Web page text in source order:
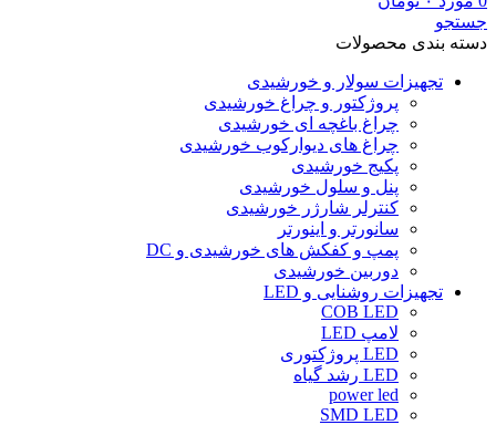
جستجو
دسته بندی محصولات
تجهیزات سولار و خورشیدی
پروژکتور و چراغ خورشیدی
چراغ باغچه ای خورشیدی
چراغ های دیوارکوب خورشیدی
پکیج خورشیدی
پنل و سلول خورشیدی
کنترلر شارژر خورشیدی
سانورتر و اینورتر
پمپ و کفکش های خورشیدی و DC
دوربین خورشیدی
تجهیزات روشنایی و LED
COB LED
لامپ LED
LED پروژکتوری
LED رشد گیاه
power led
SMD LED